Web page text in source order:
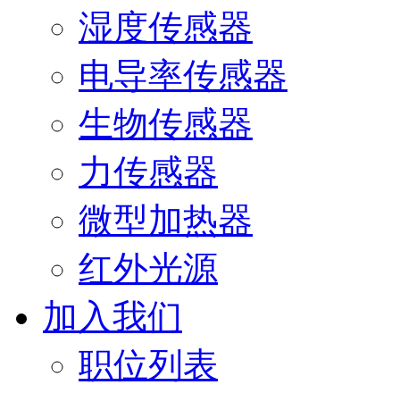
湿度传感器
电导率传感器
生物传感器
力传感器
微型加热器
红外光源
加入我们
职位列表